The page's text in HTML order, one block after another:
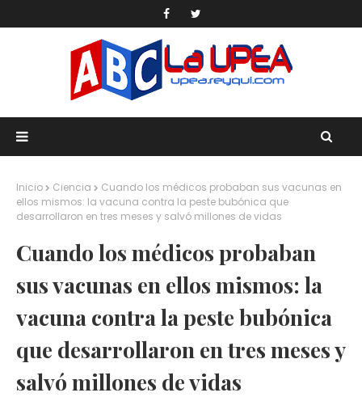
Inicio Ciencia
Cuando los médicos probaban sus vacunas en
ellos mismos: la vacuna contra la peste bubónica que
desarrollaron en tres meses y salvó millones de vidas
Cuando los médicos probaban
sus vacunas en ellos mismos: la
vacuna contra la peste bubónica
que desarrollaron en tres meses y
salvó millones de vidas